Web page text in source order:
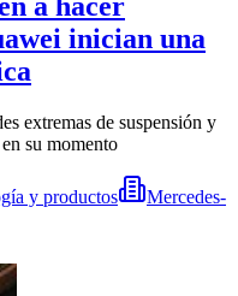
inician una
extremas de suspensión y
su momento
y productos
Mercedes-